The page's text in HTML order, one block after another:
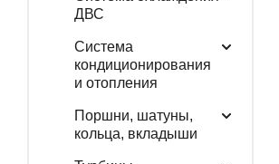
ДВС
Система
кондиционирования
и отопления
Поршни, шатуны,
кольца, вкладыши